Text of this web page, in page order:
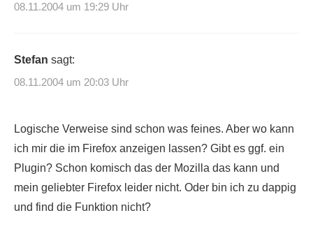
08.11.2004 um 19:29 Uhr
Stefan sagt:
08.11.2004 um 20:03 Uhr
Logische Verweise sind schon was feines. Aber wo kann
ich mir die im Firefox anzeigen lassen? Gibt es ggf. ein
Plugin? Schon komisch das der Mozilla das kann und
mein geliebter Firefox leider nicht. Oder bin ich zu dappig
und find die Funktion nicht?